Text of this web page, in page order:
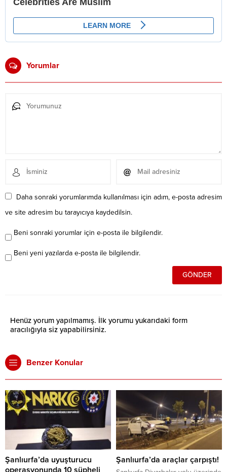
Yorumlar
Daha sonraki yorumlarımda kullanılması için adım, e-posta adresim
ve site adresim bu tarayıcıya kaydedilsin.
Beni sonraki yorumlar için e-posta ile bilgilendir.
Beni yeni yazılarda e-posta ile bilgilendir.
Henüz yorum yapılmamış. İlk yorumu yukarıdaki form
aracılığıyla siz yapabilirsiniz.
Benzer Konular
Şanlıurfa’da uyuşturucu
Şanlıurfa’da araçlar çarpıştı!